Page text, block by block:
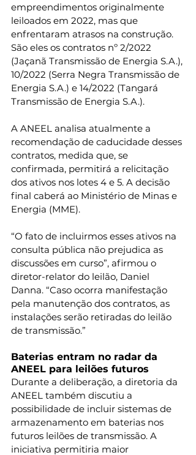
empreendimentos originalmente
leiloados em 2022, mas que
enfrentaram atrasos na construção.
São eles os contratos nº 2/2022
(Jaçanã Transmissão de Energia S.A.),
10/2022 (Serra Negra Transmissão de
Energia S.A.) e 14/2022 (Tangará
Transmissão de Energia S.A.).
A ANEEL analisa atualmente a
recomendação de caducidade desses
contratos, medida que, se
confirmada, permitirá a relicitação
dos ativos nos lotes 4 e 5. A decisão
final caberá ao Ministério de Minas e
Energia (MME).
“O fato de incluirmos esses ativos na
consulta pública não prejudica as
discussões em curso”, afirmou o
diretor-relator do leilão, Daniel
Danna. “Caso ocorra manifestação
pela manutenção dos contratos, as
instalações serão retiradas do leilão
de transmissão.”
Baterias entram no radar da
ANEEL para leilões futuros
Durante a deliberação, a diretoria da
ANEEL também discutiu a
possibilidade de incluir sistemas de
armazenamento em baterias nos
futuros leilões de transmissão. A
iniciativa permitiria maior